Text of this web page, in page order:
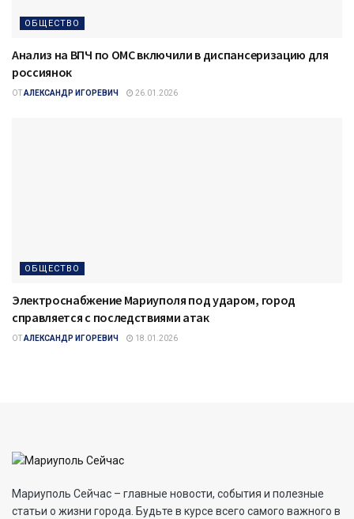
ОБЩЕСТВО
Анализ на ВПЧ по ОМС включили в диспансеризацию для
россиянок
ОТАЛЕКСАНДР ИГОРЕВИЧ 26.01.2026
ОБЩЕСТВО
Электроснабжение Мариуполя под ударом, город
справляется с последствиями атак
ОТАЛЕКСАНДР ИГОРЕВИЧ 18.01.2026
Мариуполь Сейчас – главные новости, события и полезные
статьи о жизни города. Будьте в курсе всего самого важного в